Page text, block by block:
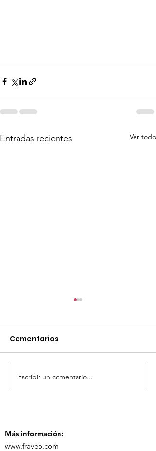
Entradas recientes Ver todo
TourTravelynByFraveo
participó en la
Comentarios
Escribir un comentario...
Más información:
www.fraveo.com